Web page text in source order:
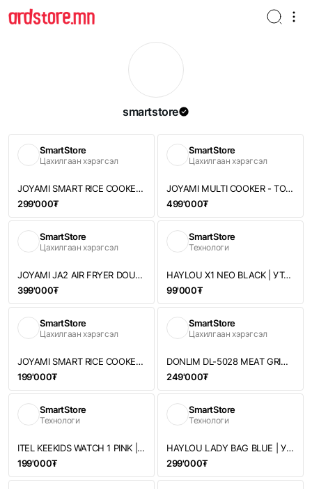
smartstore
SmartStore
Цахилгаан хэрэгсэл
JOYAMI SMART RICE COOKER 1.6L L1 | УХААЛАГ БУДАА АГШААГЧ
299'000₮
SmartStore
Цахилгаан хэрэгсэл
JOYAMI MULTI COOKER - ТОСГҮЙ ШАРАГЧ БИТҮҮ ЧАНАГЧ
499'000₮
SmartStore
Цахилгаан хэрэгсэл
JOYAMI JA2 AIR FRYER DOUBLE BASKETS 7.6L | 2 САГСТАЙ ТОСГҮЙ ШАРАГЧ
399'000₮
SmartStore
Технологи
HAYLOU X1 NEO BLACK | УТАСГҮЙ ЧИХЭВЧ
99'000₮
SmartStore
Цахилгаан хэрэгсэл
JOYAMI SMART RICE COOKER 0.8L S1 | УХААЛАГ БУДАА АГШААГЧ
199'000₮
SmartStore
Цахилгаан хэрэгсэл
DONLIM DL-5028 MEAT GRINDER
249'000₮
SmartStore
Технологи
ITEL KEEKIDS WATCH 1 PINK | ХҮҮХДИЙН УХААЛАГ ЦАГ
199'000₮
SmartStore
Технологи
HAYLOU LADY BAG BLUE | УТАСГҮЙ ЧИХЭВЧ
299'000₮